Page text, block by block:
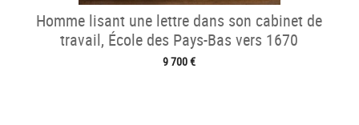
Homme lisant une lettre dans son cabinet de
travail, École des Pays-Bas vers 1670
9 700 €